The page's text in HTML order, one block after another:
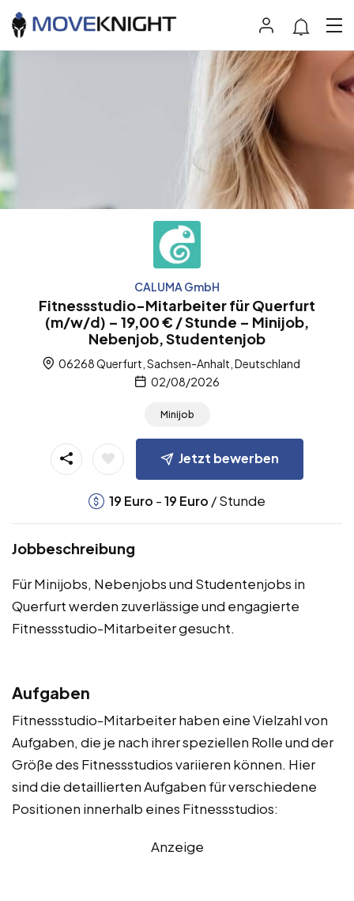
CALUMA GmbH
Fitnessstudio-Mitarbeiter für Querfurt
(m/w/d) – 19,00 € / Stunde – Minijob,
Nebenjob, Studentenjob
06268 Querfurt, Sachsen-Anhalt, Deutschland
02/08/2026
Minijob
Jetzt bewerben
19 Euro -19 Euro / Stunde
Jobbeschreibung
Für Minijobs, Nebenjobs und Studentenjobs in
Querfurt werden zuverlässige und engagierte
Fitnessstudio-Mitarbeiter gesucht.
Aufgaben
Fitnessstudio-Mitarbeiter haben eine Vielzahl von
Aufgaben, die je nach ihrer speziellen Rolle und der
Größe des Fitnessstudios variieren können. Hier
sind die detaillierten Aufgaben für verschiedene
Positionen innerhalb eines Fitnessstudios:
Anzeige